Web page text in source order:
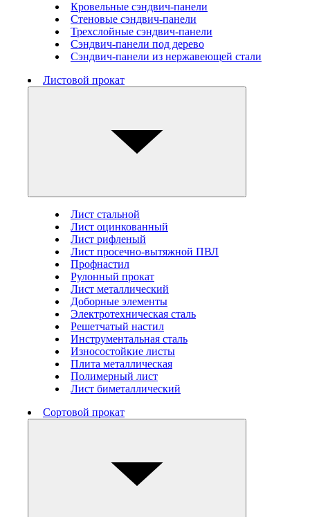
Кровельные сэндвич-панели
Стеновые cэндвич-панели
Трехслойные сэндвич-панели
Сэндвич-панели под дерево
Сэндвич-панели из нержавеющей стали
Листовой прокат
Лист стальной
Лист оцинкованный
Лист рифленый
Лист просечно-вытяжной ПВЛ
Профнастил
Рулонный прокат
Лист металлический
Доборные элементы
Электротехническая сталь
Решетчатый настил
Инструментальная сталь
Износостойкие листы
Плита металлическая
Полимерный лист
Лист биметаллический
Сортовой прокат